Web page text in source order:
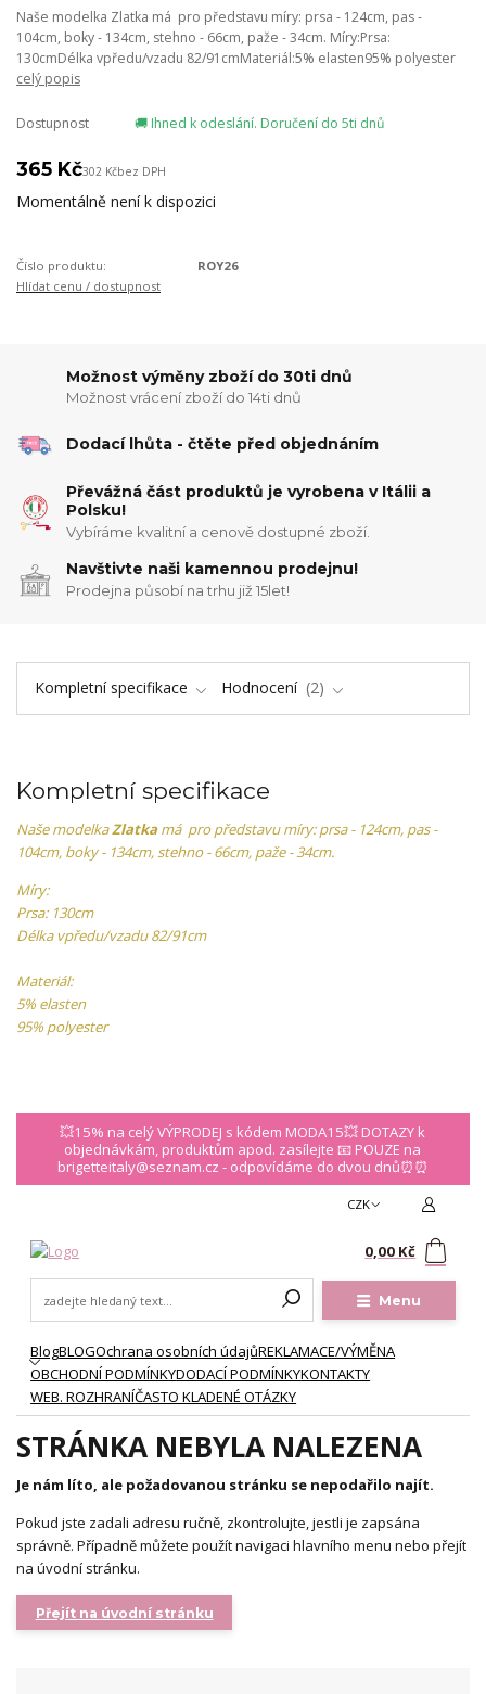
Naše modelka Zlatka má pro představu míry: prsa - 124cm, pas -
104cm, boky - 134cm, stehno - 66cm, paže - 34cm. Míry:Prsa:
130cmDélka vpředu/vzadu 82/91cmMateriál:5% elasten95% polyester
celý popis
Dostupnost 🚚 Ihned k odeslání. Doručení do 5ti dnů
365 Kč302 Kčbez DPH
Momentálně není k dispozici
Číslo produktu:
ROY26
Hlídat cenu / dostupnost
Možnost výměny zboží do 30ti dnů
Možnost vrácení zboží do 14ti dnů
Dodací lhůta - čtěte před objednáním
Převážná část produktů je vyrobena v Itálii a
Polsku!
Vybíráme kvalitní a cenově dostupné zboží.
Navštivte naši kamennou prodejnu!
Prodejna působí na trhu již 15let!
Kompletní specifikace Hodnocení 2
Kompletní specifikace
Naše modelkaZlatkamá pro představu míry: prsa - 124cm, pas -
104cm, boky - 134cm, stehno - 66cm, paže - 34cm.
Míry:
Prsa: 130cm
Délka vpředu/vzadu 82/91cm
Materiál:
5% elasten
95% polyester
💥15% na celý VÝPRODEJ s kódem MODA15💥 DOTAZY k
objednávkám, produktům apod. zasílejte 📧 POUZE na
brigetteitaly@seznam.cz - odpovídáme do dvou dnů⏰⏰
Menu
BlogBLOGOchrana osobních údajůREKLAMACE/VÝMĚNA
OBCHODNÍ PODMÍNKYDODACÍ PODMÍNKYKONTAKTY
WEB. ROZHRANÍČASTO KLADENÉ OTÁZKY
CZK
0,00 Kč
STRÁNKA NEBYLA NALEZENA
Je nám líto, ale požadovanou stránku se nepodařilo najít.
Pokud jste zadali adresu ručně, zkontrolujte, jestli je zapsána
správně. Případně můžete použít navigaci hlavního menu nebo přejít
na úvodní stránku.
Přejít na úvodní stránku